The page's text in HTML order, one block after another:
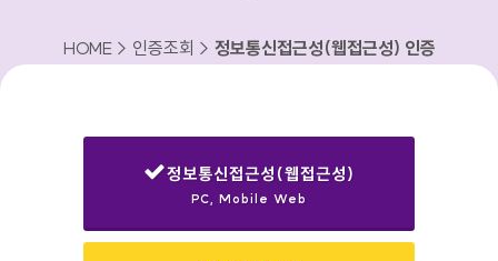
HOME > 인증조회 > 정보통신접근성(웹접근성) 인증
정보통신접근성(웹접근성)
PC, Mobile Web